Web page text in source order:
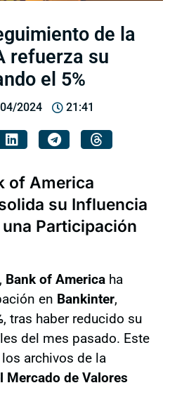
de la
refuerza su
el 5%
2024 21:41
of America
su Influencia
Participación
Bank of Americaha
en Bankinter,
, tras haber reducido su
del mes pasado. Este
archivos de la
Mercado de Valores